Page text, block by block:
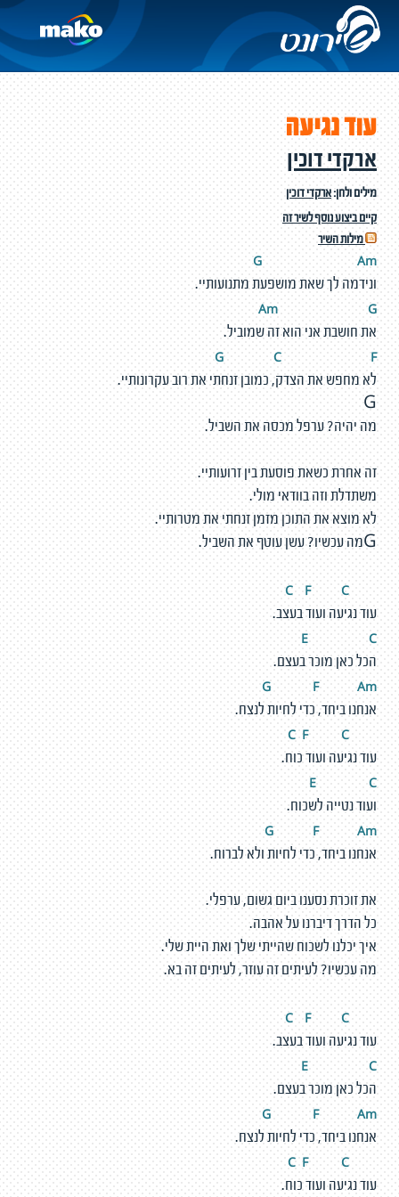
עוד נגיעה
ארקדי דוכין
מילים ולחן:ארקדי דוכין
קיים ביצוע נוסף לשיר זה
מילות השיר
G Am
ונידמה לך שאת מושפעת מתנועותיי.
Am G
את חושבת אני הוא זה שמוביל.
G C F
לא מחפש את הצדק, כמובן זנחתי את רוב עקרונותיי.
G
מה יהיה? ערפל מכסה את השביל.
זה אחרת כשאת פוסעת בין זרועותיי.
משתדלת וזה בוודאי מולי.
לא מוצא את התוכן מזמן זנחתי את מטרותיי.
Gמה עכשיו? עשן עוטף את השביל.
F C
עוד נגיעה ועוד בעצב.
E C
הכל כאן מוכר בעצם.
G F Am
אנחנו ביחד, כדי לחיות לנצח.
F C
עוד נגיעה ועוד כוח.
E C
ועוד נטייה לשכוח.
G F Am
אנחנו ביחד, כדי לחיות ולא לברוח.
את זוכרת נסענו ביום גשום, ערפלי.
כל הדרך דיברנו על אהבה.
איך יכלנו לשכוח שהייתי שלך ואת היית שלי.
מה עכשיו? לעיתים זה עוזר, לעיתים זה בא.
F C
עוד נגיעה ועוד בעצב.
E C
הכל כאן מוכר בעצם.
G F Am
אנחנו ביחד, כדי לחיות לנצח.
F C
עוד נגיעה ועוד כוח.